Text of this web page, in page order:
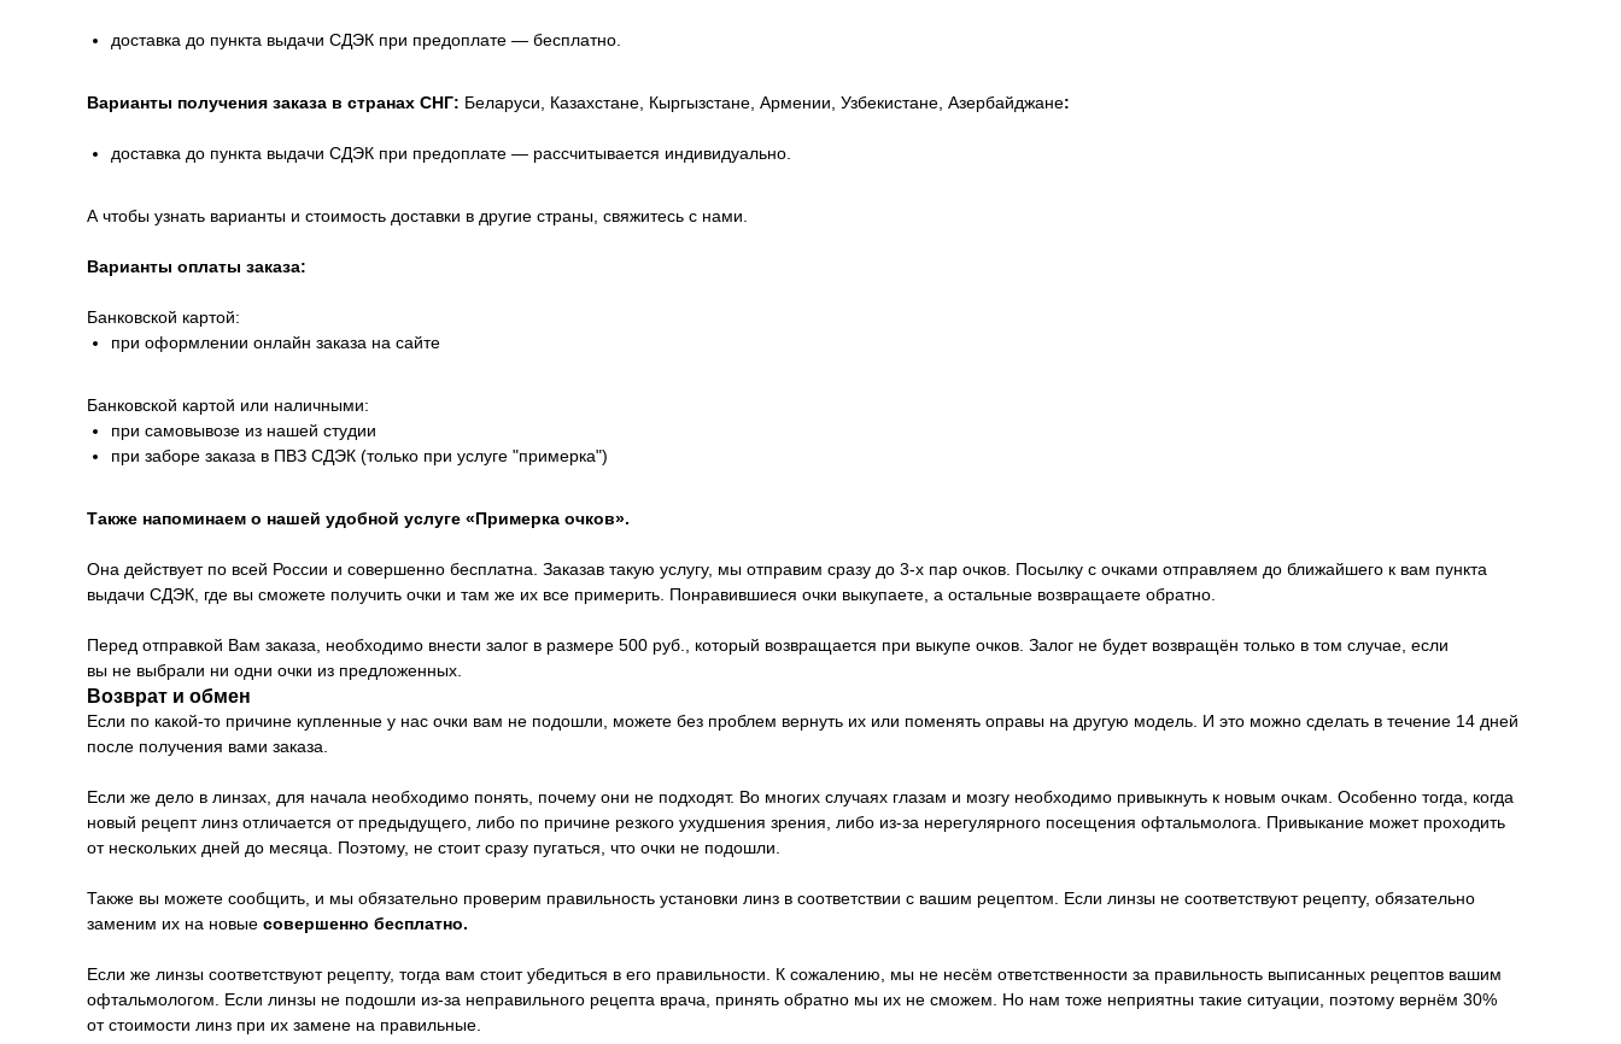
доставка до пункта выдачи СДЭК при предоплате — бесплатно.
Варианты получения заказа в странах СНГ: Беларуси, Казахстане, Кыргызстане, Армении, Узбекистане, Азербайджане:
доставка до пункта выдачи СДЭК при предоплате — рассчитывается индивидуально.
А чтобы узнать варианты и стоимость доставки в другие страны, свяжитесь с нами.
Варианты оплаты заказа:
Банковской картой:
при оформлении онлайн заказа на сайте
Банковской картой или наличными:
при самовывозе из нашей студии
при заборе заказа в ПВЗ СДЭК (только при услуге "примерка")
Также напоминаем о нашей удобной услуге «Примерка очков».
Она действует по всей России и совершенно бесплатна. Заказав такую услугу, мы отправим сразу до 3-х пар очков. Посылку с очками отправляем до ближайшего к вам пункта
выдачи СДЭК, где вы сможете получить очки и там же их все примерить. Понравившиеся очки выкупаете, а остальные возвращаете обратно.
Перед отправкой Вам заказа, необходимо внести залог в размере 500 руб., который возвращается при выкупе очков. Залог не будет возвращён только в том случае, если
вы не выбрали ни одни очки из предложенных.
Возврат и обмен
Если по какой-то причине купленные у нас очки вам не подошли, можете без проблем вернуть их или поменять оправы на другую модель. И это можно сделать в течение 14 дней
после получения вами заказа.
Если же дело в линзах, для начала необходимо понять, почему они не подходят. Во многих случаях глазам и мозгу необходимо привыкнуть к новым очкам. Особенно тогда, когда
новый рецепт линз отличается от предыдущего, либо по причине резкого ухудшения зрения, либо из-за нерегулярного посещения офтальмолога. Привыкание может проходить
от нескольких дней до месяца. Поэтому, не стоит сразу пугаться, что очки не подошли.
Также вы можете сообщить, и мы обязательно проверим правильность установки линз в соответствии с вашим рецептом. Если линзы не соответствуют рецепту, обязательно
заменим их на новые совершенно бесплатно.
Если же линзы соответствуют рецепту, тогда вам стоит убедиться в его правильности. К сожалению, мы не несём ответственности за правильность выписанных рецептов вашим
офтальмологом. Если линзы не подошли из-за неправильного рецепта врача, принять обратно мы их не сможем. Но нам тоже неприятны такие ситуации, поэтому вернём 30%
от стоимости линз при их замене на правильные.